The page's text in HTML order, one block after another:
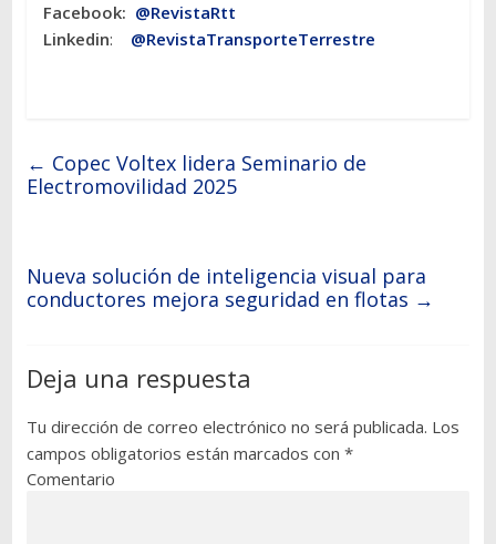
Facebook: @RevistaRtt
Linkedin: @RevistaTransporteTerrestre
← Copec Voltex lidera Seminario de
Electromovilidad 2025
Nueva solución de inteligencia visual para
conductores mejora seguridad en flotas →
Deja una respuesta
Tu dirección de correo electrónico no será publicada. Los
campos obligatorios están marcados con *
Comentario